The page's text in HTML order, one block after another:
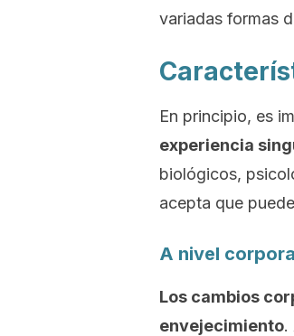
variadas formas
En principio, es
experiencia
biológicos,
acepta que
A nivel
Los cambios
envejecimiento.